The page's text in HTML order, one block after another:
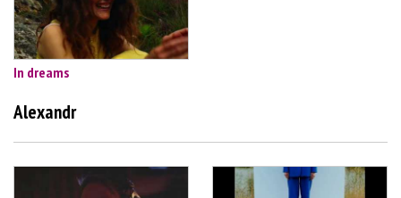
In dreams
Alexandr